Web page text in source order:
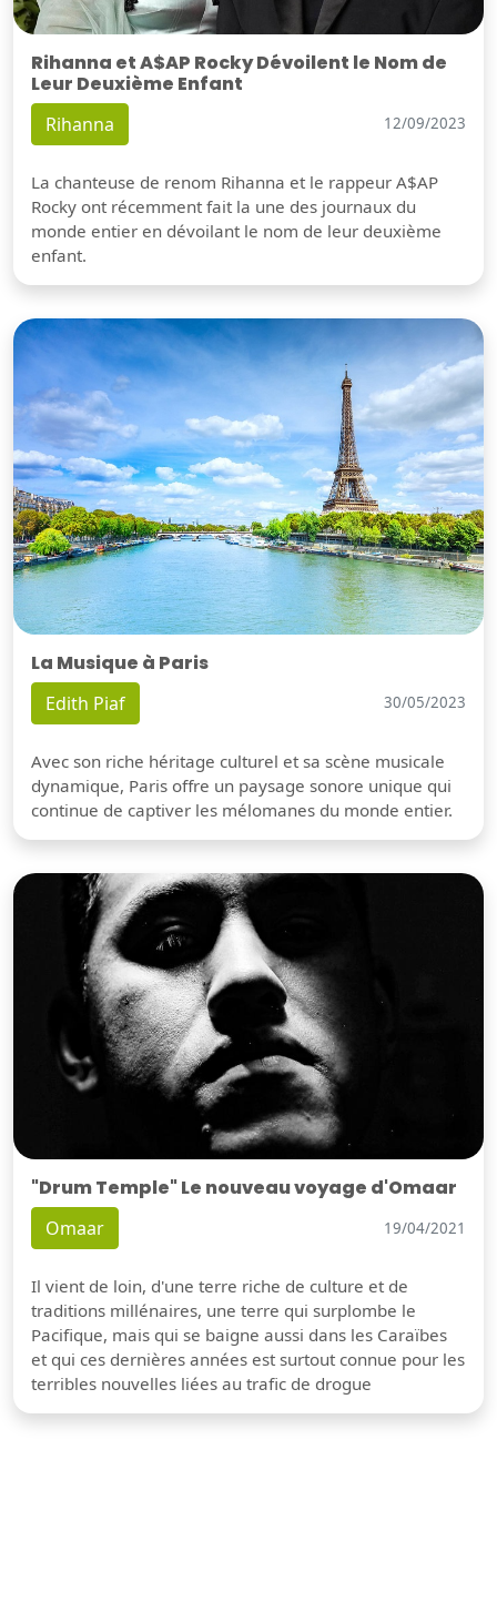
Rihanna et A$AP Rocky Dévoilent le Nom de
Leur Deuxième Enfant
Rihanna 12/09/2023
La chanteuse de renom Rihanna et le rappeur A$AP
Rocky ont récemment fait la une des journaux du
monde entier en dévoilant le nom de leur deuxième
enfant.
La Musique à Paris
Edith Piaf 30/05/2023
Avec son riche héritage culturel et sa scène musicale
dynamique, Paris offre un paysage sonore unique qui
continue de captiver les mélomanes du monde entier.
"Drum Temple" Le nouveau voyage d'Omaar
Omaar 19/04/2021
Il vient de loin, d'une terre riche de culture et de
traditions millénaires, une terre qui surplombe le
Pacifique, mais qui se baigne aussi dans les Caraïbes
et qui ces dernières années est surtout connue pour les
terribles nouvelles liées au trafic de drogue